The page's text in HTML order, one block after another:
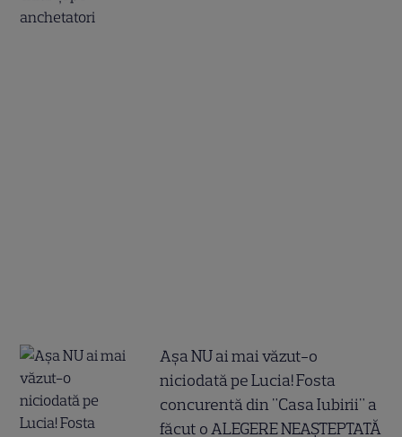
Așa NU ai mai văzut-o
niciodată pe Lucia! Fosta
concurentă din "Casa Iubirii" a
făcut o ALEGERE NEAȘTEPTATĂ